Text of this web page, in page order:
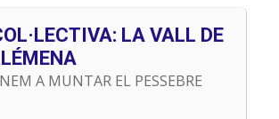
LA VALL DE
A MUNTAR EL PESSEBRE